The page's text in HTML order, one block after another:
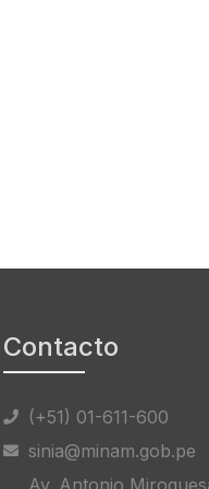
Contacto
(+51) 01-611-600
sinia@minam.gob.pe
Av. Antonio